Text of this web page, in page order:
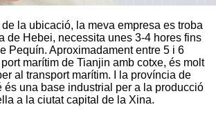
la ubicació, la meva empresa es troba
de Hebei, necessita unes 3-4 hores fins
Pequín. Aproximadament entre 5 i 6
marítim de Tianjin amb cotxe, és molt
al transport marítim. I la província de
és una base industrial per a la producció
a la ciutat capital de la Xina.